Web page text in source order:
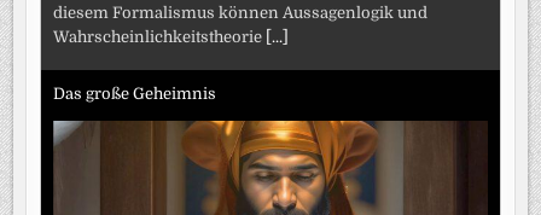
diesem Formalismus können Aussagenlogik und
Wahrscheinlichkeitstheorie [...]
Das große Geheimnis